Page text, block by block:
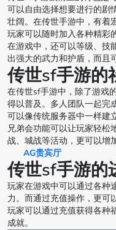
可以自由选择想要进行的剧
壮阔。在传世手游中，有着
玩家可以随时加入各种精彩
在游戏中，还可以等级、技
出强大的武力和护盾，而且
传世sf手游的
在传世sf手游中，除了游戏
得以普及。多人团队一起完
可以像传统服务器中一样建
兄弟会功能可以让玩家轻松
战、城战等活动，更可以增
AG贵宾厅
传世sf手游的
玩家在游戏中可以通过各种
力。而通过充值操作，更可
玩家可以通过充值获得各种
成就。